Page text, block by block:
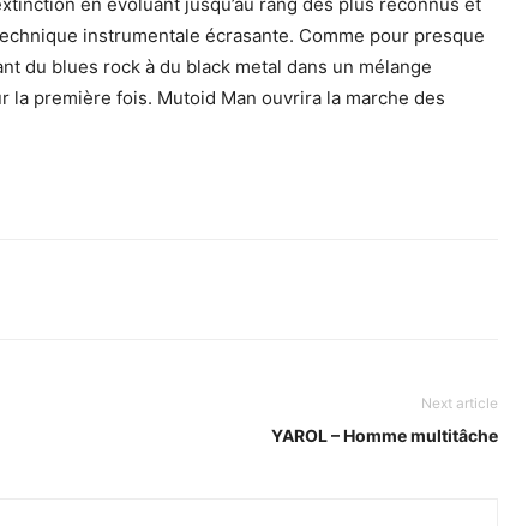
instrumentale écrasante. Comme pour presque
du blues rock à du black metal dans un mélange
première fois. Mutoid Man ouvrira la marche des
Next article
YAROL – Homme multitâche